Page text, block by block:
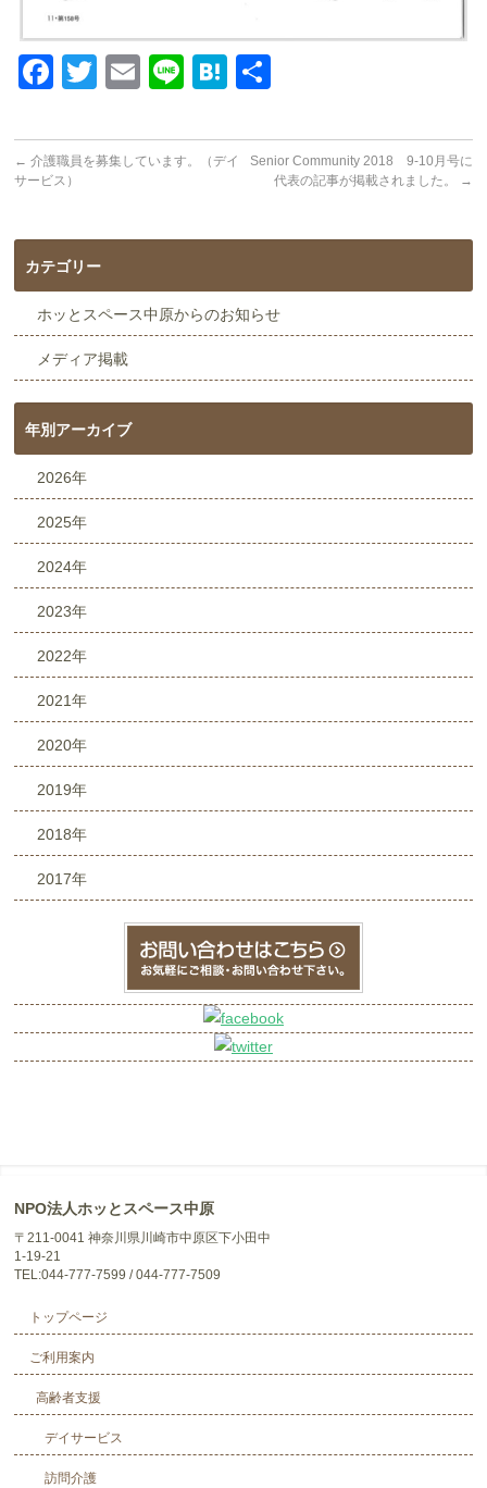
Facebook
Twitter
EmailLineHatena
← 介護職員を募集しています。（デイ
サービス）
Senior Community 2018 9-10月号に
代表の記事が掲載されました。
→
カテゴリー
ホッとスペース中原からのお知らせ
メディア掲載
年別アーカイブ
2026年
2025年
2024年
2023年
2022年
2021年
2020年
2019年
2018年
2017年
NPO法人ホッとスペース中原
〒211-0041 神奈川県川崎市中原区下小田中
1-19-21
TEL:044-777-7599 / 044-777-7509
トップページ
ご利用案内
高齢者支援
デイサービス
訪問介護